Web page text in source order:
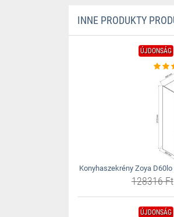
INNE PRODUKTY
ÚJDONSÁG
Konyhaszekrény Zoya
128316 Ft
ÚJDONSÁG